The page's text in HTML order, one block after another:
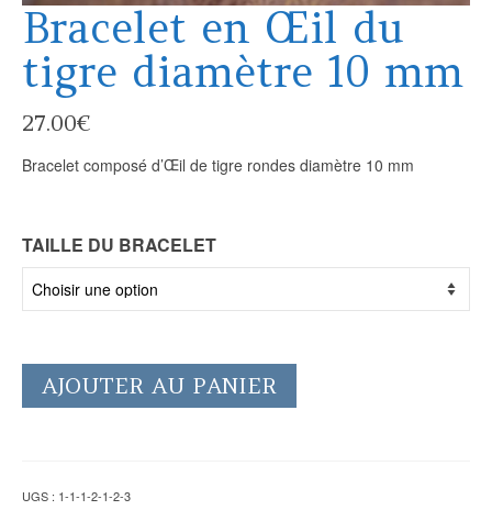
Bracelet en Œil du
tigre diamètre 10 mm
27.00€
Bracelet composé d’Œil de tigre rondes diamètre 10 mm
TAILLE DU BRACELET
AJOUTER AU PANIER
UGS : 1-1-1-2-1-2-3